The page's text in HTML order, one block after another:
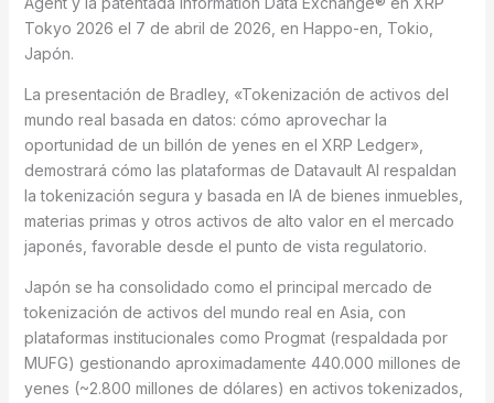
Tokyo 2026 el 7 de abril de 2026, en Happo-en, Tokio,
Japón.
La presentación de Bradley, «Tokenización de activos del
mundo real basada en datos: cómo aprovechar la
oportunidad de un billón de yenes en el XRP Ledger»,
demostrará cómo las plataformas de Datavault AI respaldan
la tokenización segura y basada en IA de bienes inmuebles,
materias primas y otros activos de alto valor en el mercado
japonés, favorable desde el punto de vista regulatorio.
Japón se ha consolidado como el principal mercado de
tokenización de activos del mundo real en Asia, con
plataformas institucionales como Progmat (respaldada por
MUFG) gestionando aproximadamente 440.000 millones de
yenes (~2.800 millones de dólares) en activos tokenizados,